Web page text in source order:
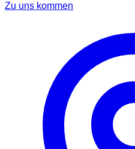
Zu uns kommen